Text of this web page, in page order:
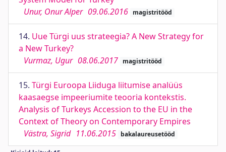
Unur, Onur Alper 09.06.2016 magistritööd
14. Uue Türgi uus strateegia? A New Strategy for
a New Turkey?
Vurmaz, Ugur 08.06.2017 magistritööd
15. Türgi Euroopa Liiduga liitumise analüüs
kaasaegse impeeriumite teooria kontekstis.
Analysis of Turkeys Accession to the EU in the
Context of Theory on Contemporary Empires
Västra, Sigrid 11.06.2015 bakalaureusetööd